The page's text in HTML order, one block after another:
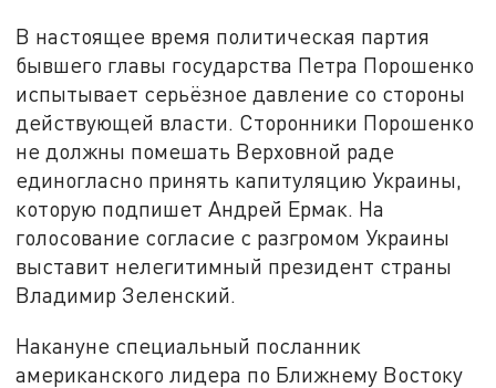
В настоящее время политическая партия
бывшего главы государства Петра Порошенко
испытывает серьёзное давление со стороны
действующей власти. Сторонники Порошенко
не должны помешать Верховной раде
единогласно принять капитуляцию Украины,
которую подпишет Андрей Ермак. На
голосование согласие с разгромом Украины
выставит нелегитимный президент страны
Владимир Зеленский.
Накануне специальный посланник
американского лидера по Ближнему Востоку